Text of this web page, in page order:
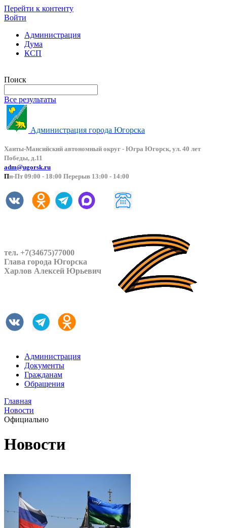
Перейти к контенту
Войти
Администрация
Дума
КСП
Поиск
Все результаты
Администрация города Югорска
Ханты-Мансийский автономный округ - Югра Югорск, ул. 40 лет
Победы, д.11
adm@ugorsk.ru
Пн-Пт 09:00 - 18:00 Перерыв 13:00 - 14:00
тел. +7(34675)77000
Глава города Югорска
Харлов Алексей Юрьевич
Администрация
Документы
Гражданам
Обращения
Главная
Новости
Официально
Новости